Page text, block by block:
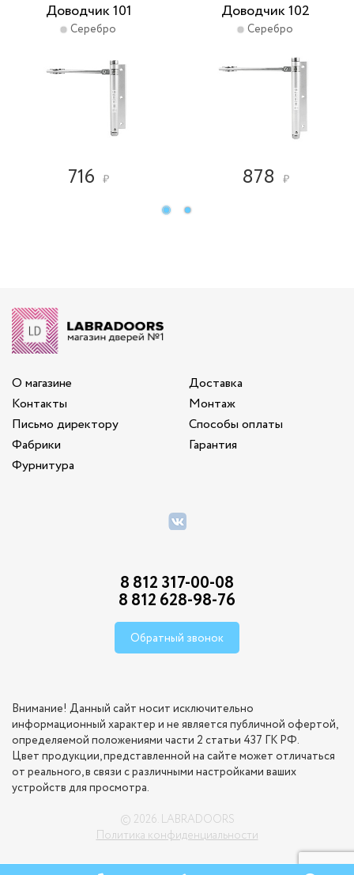
Доводчик 101
Серебро
716 ₽
Доводчик 102
Серебро
878 ₽
О магазине
Контакты
Письмо директору
Фабрики
Фурнитура
Доставка
Монтаж
Способы оплаты
Гарантия
8 812 317-00-08
8 812 628-98-76
Обратный звонок
Внимание! Данный сайт носит исключительно
информационный характер и не является публичной офертой,
определяемой положениями части 2 статьи 437 ГК РФ.
Цвет продукции, представленной на сайте может отличаться
от реального, в связи с различными настройками ваших
устройств для просмотра.
© 2026. LABRADOORS
Политика конфиденциальности